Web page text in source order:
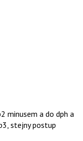
minusem a do dph a
stejny postup